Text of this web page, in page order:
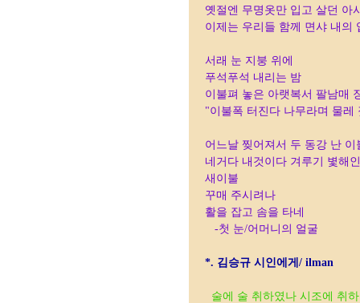
옛절엔 무명옷만 입고 살던 아
이제는 우리들 함께 면샤 내의
서래 눈 지붕 위에
푸석푸석 내리는 밤
이불펴 놓은 아랫복서 팔남매
"이불폭 터진다 나무라며 물레
어느날 찢어져서 두 동강 난 이
네거다 내것이다 겨루기 볓해
새이불
꾸매 주시려나
활을 잡고 솜을 타네
-첫 눈/어머니의 얼굴
*. 김승규 시인에게/ ilman
술에 술 취하였나 시조에 취